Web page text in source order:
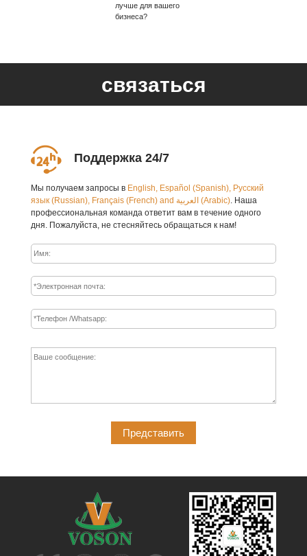
лучше для вашего
бизнеса?
связаться
Поддержка 24/7
Мы получаем запросы в English, Español (Spanish), Русский
язык (Russian), Français (French) and العربية (Arabic). Наша
профессиональная команда ответит вам в течение одного
дня. Пожалуйста, не стесняйтесь обращаться к нам!
Представить